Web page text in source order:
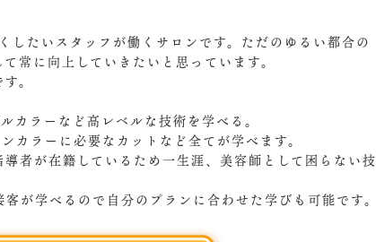
たいスタッフが働くサロンです。ただのゆるい都合の
常に向上していきたいと思っています。
。
カラーなど高レベルな技術を学べる。
カラーに必要なカットなど全てが学べます。
者が在籍しているため一生涯、美容師として困らない技
が学べるので自分のプランに合わせた学びも可能です。